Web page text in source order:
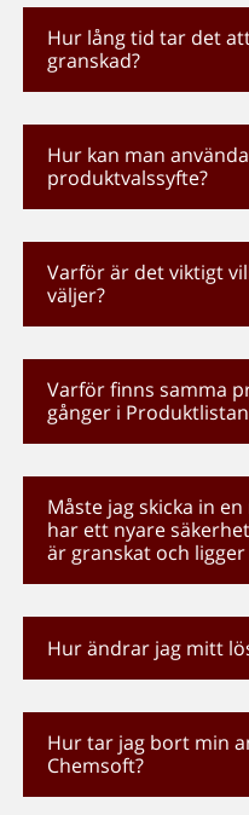
Hur lång tid tar det
granskad?
Hur kan man
produktvalssyfte?
Varför är det viktigt
väljer?
Varför finns samma
gånger i
Måste jag skicka in
har ett nyare
är granskat och
Hur ändrar jag mitt
Hur tar jag bort min
Chemsoft?